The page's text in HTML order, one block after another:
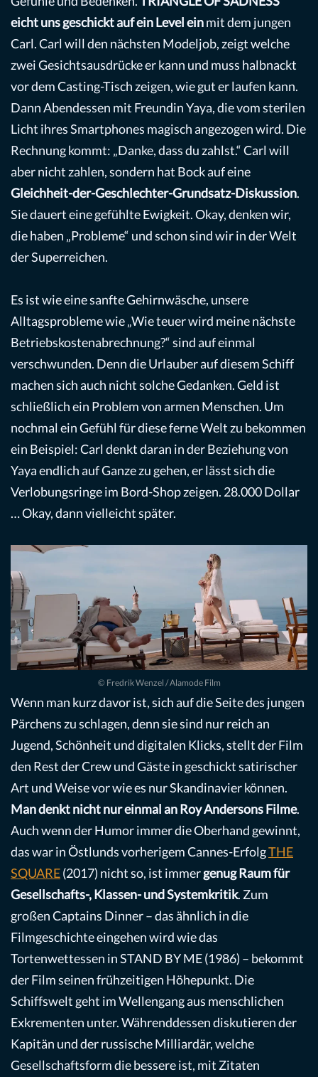
eicht uns geschickt auf ein Level einmit dem jungen
Carl. Carl will den nächsten Modeljob, zeigt welche
zwei Gesichtsausdrücke er kann und muss halbnackt
vor dem Casting-Tisch zeigen, wie gut er laufen kann.
Dann Abendessen mit Freundin Yaya, die vom sterilen
Licht ihres Smartphones magisch angezogen wird. Die
Rechnung kommt: „Danke, dass du zahlst.“ Carl will
aber nicht zahlen, sondern hat Bock auf eine
Gleichheit-der-Geschlechter-Grundsatz-Diskussion.
Sie dauert eine gefühlte Ewigkeit. Okay, denken wir,
die haben „Probleme“ und schon sind wir in der Welt
der Superreichen.
Es ist wie eine sanfte Gehirnwäsche, unsere
Alltagsprobleme wie „Wie teuer wird meine nächste
Betriebskostenabrechnung?“ sind auf einmal
verschwunden. Denn die Urlauber auf diesem Schiff
machen sich auch nicht solche Gedanken. Geld ist
schließlich ein Problem von armen Menschen. Um
nochmal ein Gefühl für diese ferne Welt zu bekommen
ein Beispiel: Carl denkt daran in der Beziehung von
Yaya endlich auf Ganze zu gehen, er lässt sich die
Verlobungsringe im Bord-Shop zeigen. 28.000 Dollar
… Okay, dann vielleicht später.
© Fredrik Wenzel / Alamode Film
Wenn man kurz davor ist, sich auf die Seite des jungen
Pärchens zu schlagen, denn sie sind nur reich an
Jugend, Schönheit und digitalen Klicks, stellt der Film
den Rest der Crew und Gäste in geschickt satirischer
Art und Weise vor wie es nur Skandinavier können.
Man denkt nicht nur einmal an Roy Andersons Filme.
Auch wenn der Humor immer die Oberhand gewinnt,
das war in Östlunds vorherigem Cannes-ErfolgTHE
SQUARE(2017) nicht so, ist immergenug Raum für
Gesellschafts-, Klassen- und Systemkritik. Zum
großen Captains Dinner – das ähnlich in die
Filmgeschichte eingehen wird wie das
Tortenwettessen in STAND BY ME (1986) – bekommt
der Film seinen frühzeitigen Höhepunkt. Die
Schiffswelt geht im Wellengang aus menschlichen
Exkrementen unter. Währenddessen diskutieren der
Kapitän und der russische Milliardär, welche
Gesellschaftsform die bessere ist, mit Zitaten